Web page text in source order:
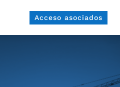
Acceso asociados